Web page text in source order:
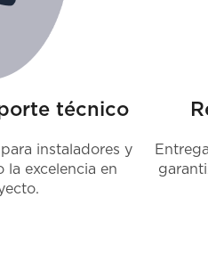
técnico
instaladores y
la excelencia en